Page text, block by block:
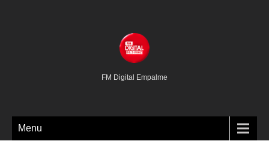
FM Digital Empalme
Menu